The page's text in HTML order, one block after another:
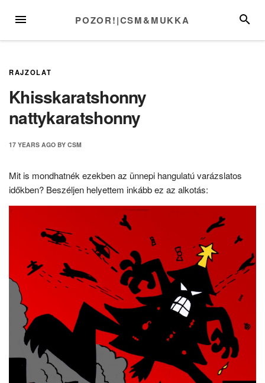
MENU POZOR!|CSM&MUKKA
RAJZOLAT
Khisskaratshonny
nattykaratshonny
17 YEARS AGO BY CSM
Mit is mondhatnék ezekben az ünnepi hangulatú varázslatos
időkben? Beszéljen helyettem inkább ez az alkotás: